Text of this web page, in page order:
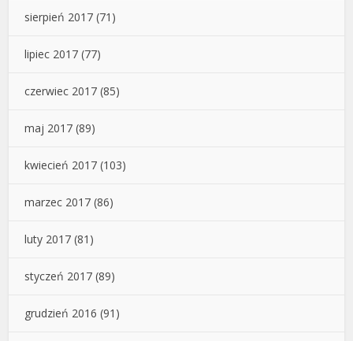
sierpień 2017 (71)
lipiec 2017 (77)
czerwiec 2017 (85)
maj 2017 (89)
kwiecień 2017 (103)
marzec 2017 (86)
luty 2017 (81)
styczeń 2017 (89)
grudzień 2016 (91)